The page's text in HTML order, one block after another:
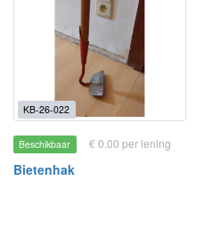
KB-26-022
Beschikbaar € 0.00 per lening
Bietenhak